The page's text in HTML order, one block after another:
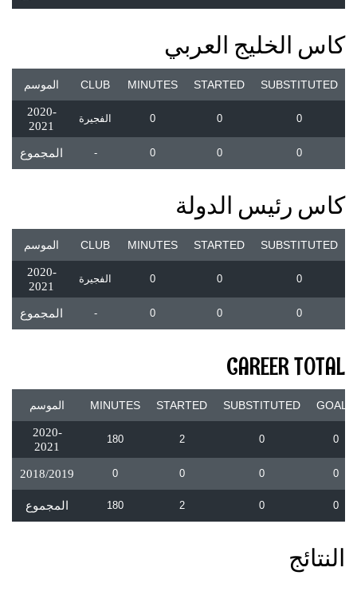
كاس الخليج العربي
الموسم CLUB MINUTES STARTED SUBSTITUTED
2020-
2021
الفجيرة 0 0 0
المجموع - 0 0 0
كاس رئيس الدولة
الموسم CLUB MINUTES STARTED SUBSTITUTED
2020-
2021
الفجيرة 0 0 0
المجموع - 0 0 0
CAREER TOTAL
الموسم MINUTES STARTED SUBSTITUTED GOALS
2020-
2021
180 2 0 0
2018/2019 0 0 0 0
المجموع 180 2 0 0
النتائج